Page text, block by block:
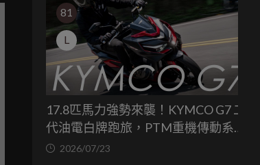
81
L
17.8匹馬力強勢來襲！KYMCO G7 二
代油電白牌跑旅，PTM重機傳動系統
與8公斤減重的操控饗宴
2026/07/23